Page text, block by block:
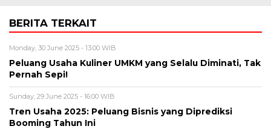
BERITA TERKAIT
Monday, 30 June 2025 - 13:00 WIB
Peluang Usaha Kuliner UMKM yang Selalu Diminati, Tak
Pernah Sepi!
Sunday, 29 June 2025 - 16:00 WIB
Tren Usaha 2025: Peluang Bisnis yang Diprediksi
Booming Tahun Ini